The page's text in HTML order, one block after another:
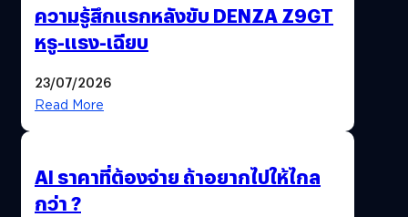
ความรู้สึกแรกหลังขับ DENZA Z9GT
หรู-แรง-เฉียบ
23/07/2026
Read More
AI ราคาที่ต้องจ่าย ถ้าอยากไปให้ไกล
กว่า ?